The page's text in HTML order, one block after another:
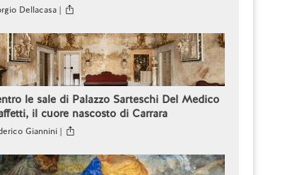
Dellacasa |
le sale di Palazzo Sarteschi Del Medico
il cuore nascosto di Carrara
Giannini |